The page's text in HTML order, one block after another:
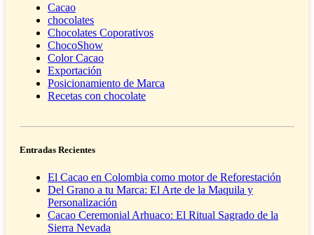
Cacao
chocolates
Chocolates Coporativos
ChocoShow
Color Cacao
Exportación
Posicionamiento de Marca
Recetas con chocolate
Entradas Recientes
El Cacao en Colombia como motor de Reforestación
Del Grano a tu Marca: El Arte de la Maquila y
Personalización
Cacao Ceremonial Arhuaco: El Ritual Sagrado de la
Sierra Nevada